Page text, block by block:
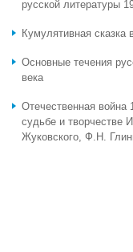
русской литературы
Кумулятивная сказка
Основные течения
века
Отечественная война
судьбе и творчестве
Жуковского, Ф.Н.